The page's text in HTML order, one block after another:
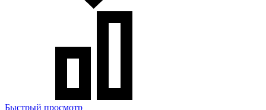
Быстрый просмотр